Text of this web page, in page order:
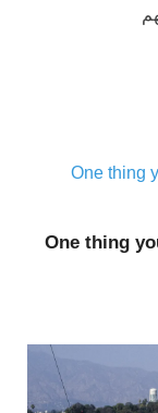
One thing